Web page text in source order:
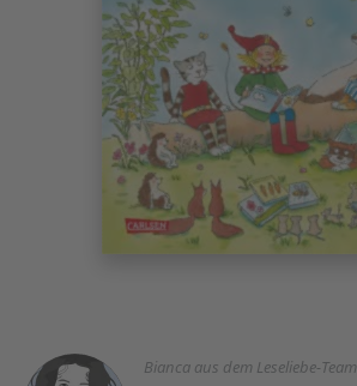
Bianca aus dem Leseliebe-Team